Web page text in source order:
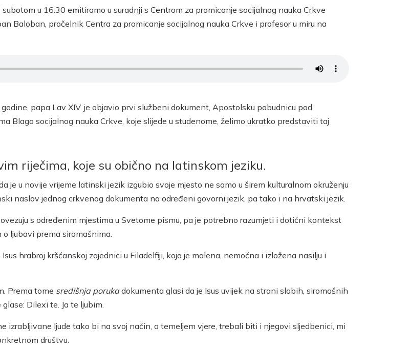
u 16:30 emitiramo u suradnji s Centrom za promicanje socijalnog nauka Crkve
Baloban, pročelnik Centra za promicanje socijalnog nauka Crkve i profesor u miru na
papa Lav XIV. je objavio prvi službeni dokument, Apostolsku pobudnicu pod
Blago socijalnog nauka Crkve, koje slijede u studenome, želimo ukratko predstaviti taj
riječima, koje su obično na latinskom jeziku.
je u novije vrijeme latinski jezik izgubio svoje mjesto ne samo u širem kulturalnom okruženju
naslov jednog crkvenog dokumenta na određeni govorni jezik, pa tako i na hrvatski jezik.
s određenim mjestima u Svetome pismu, pa je potrebno razumjeti i dotični kontekst
ljubavi prema siromašnima.
hrabroj kršćanskoj zajednici u Filadelfiji, koja je malena, nemoćna i izložena nasilju i
Prema tome središnja porukadokumenta glasi da je Isus uvijek na strani slabih, siromašnih
Dilexi te. Ja te ljubim.
izrabljivane ljude tako bi na svoj način, a temeljem vjere, trebali biti i njegovi sljedbenici, mi
društvu.